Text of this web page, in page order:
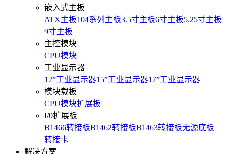
嵌入式主板
ATX主板104系列主板3.5寸主板6寸主板5.25寸主板
9寸主板
主控模块
CPU模块
工业显示器
12”工业显示器15”工业显示器17”工业显示器
模块载板
CPU模块扩展板
I/0扩展板
B1466转接板B1462转接板B1463转接板无源底板
转接卡
解决方案